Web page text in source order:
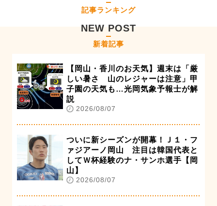
記事ランキング
NEW POST
新着記事
【岡山・香川のお天気】週末は「厳
しい暑さ 山のレジャーは注意」甲
子園の天気も…光岡気象予報士が解
説
2026/08/07
ついに新シーズンが開幕！Ｊ１・フ
ァジアーノ岡山 注目は韓国代表と
してＷ杯経験のナ・サンホ選手【岡
山】
2026/08/07